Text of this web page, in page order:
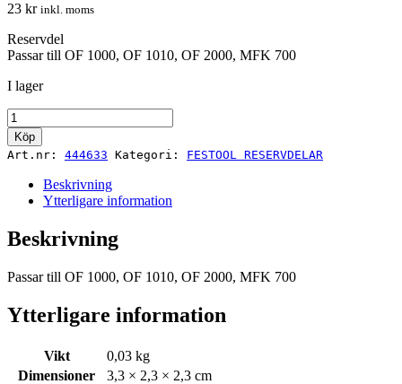
23 kr inkl. moms
Reservdel
Passar till OF 1000, OF 1010, OF 2000, MFK 700
I lager
Vridknapp
OF2000
EB
D
M6x16
mängd
Köp
Art.nr: 444633 Kategori: FESTOOL RESERVDELAR
Beskrivning
Ytterligare information
Beskrivning
Passar till OF 1000, OF 1010, OF 2000, MFK 700
Ytterligare information
Vikt
0,03 kg
Dimensioner
3,3 × 2,3 × 2,3 cm